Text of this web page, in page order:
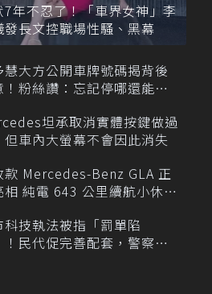
7年不忍了！「車界女神」李
發長文控職場性騷、黑幕
慧大方公開車牌號碼揭背後
！粉絲讚：忘記停哪還能幫
坦承取消實體按鍵做過
車內大螢幕不會因此消失
款 Mercedes-Benz GLA 正
相 純電 643 公里續航小休
科技執法被指「罰單陷
！民代促完善配套，警察局